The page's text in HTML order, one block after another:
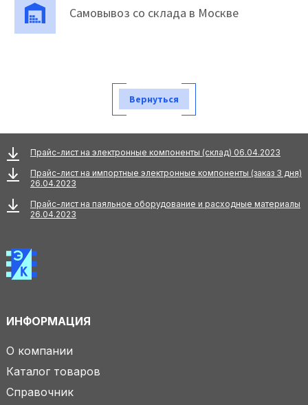
Самовывоз со склада в Москве
Вернуться
Прайс-лист на электронные компоненты (склад) 06.04.2023
Прайс-лист на импортные электронные компоненты (заказ 3 дня)
26.04.2023
Прайс-лист на паяльное оборудование и расходные материалы
26.04.2023
ИНФОРМАЦИЯ
О компании
Каталог товаров
Справочник